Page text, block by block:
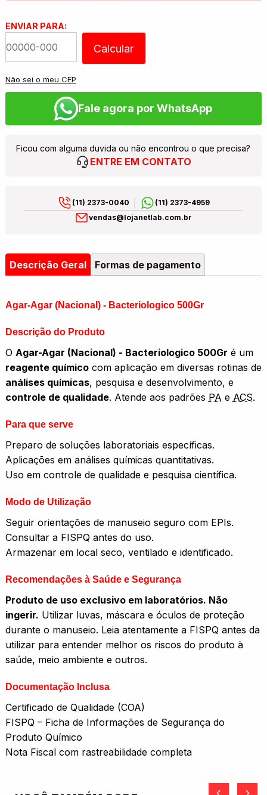
ENVIAR PARA:
Calcular
Não sei o meu CEP
Fale agora por WhatsApp
Ficou com alguma duvida ou não encontrou o que precisa?
ENTRE EM CONTATO
(11) 2373-0040
(11) 2373-4959
vendas@lojanetlab.com.br
Descrição Geral Formas de pagamento
Agar-Agar (Nacional) - Bacteriologico 500Gr
Descrição do Produto
O Agar-Agar (Nacional) - Bacteriologico 500Gr é um
reagente químicocom aplicação em diversas rotinas de
análises químicas, pesquisa e desenvolvimento, e
controle de qualidade. Atende aos padrões PA e ACS.
Para que serve
Preparo de soluções laboratoriais específicas.
Aplicações em análises químicas quantitativas.
Uso em controle de qualidade e pesquisa científica.
Modo de Utilização
Seguir orientações de manuseio seguro com EPIs.
Consultar a FISPQ antes do uso.
Armazenar em local seco, ventilado e identificado.
Recomendações à Saúde e Segurança
Produto de uso exclusivo em laboratórios. Não
ingerir. Utilizar luvas, máscara e óculos de proteção
durante o manuseio. Leia atentamente a FISPQ antes da
utilizar para entender melhor os riscos do produto à
saúde, meio ambiente e outros.
Documentação Inclusa
Certificado de Qualidade (COA)
FISPQ – Ficha de Informações de Segurança do
Produto Químico
Nota Fiscal com rastreabilidade completa